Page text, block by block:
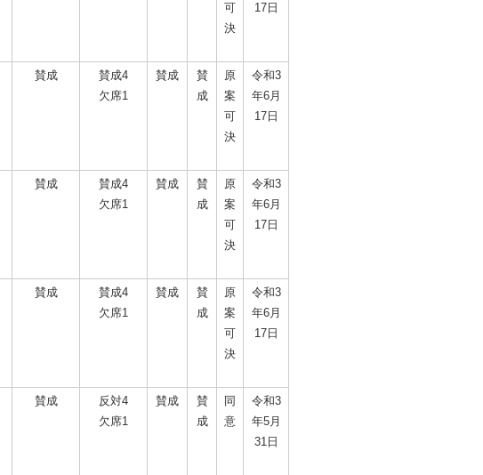
可
決
17日
賛成
賛成4
欠席1
賛成
賛
成
原
案
可
決
令和3
年6月
17日
賛成
賛成4
欠席1
賛成
賛
成
原
案
可
決
令和3
年6月
17日
賛成
賛成4
欠席1
賛成
賛
成
原
案
可
決
令和3
年6月
17日
賛成
反対4
欠席1
賛成
賛
成
同
意
令和3
年5月
31日